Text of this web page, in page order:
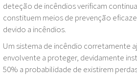
deteção de incêndios verificam
constituem meios de prevenção
devido a incêndios.
Um sistema de incêndio corretamente
envolvente a proteger, devidamente
50% a probabilidade de existirem